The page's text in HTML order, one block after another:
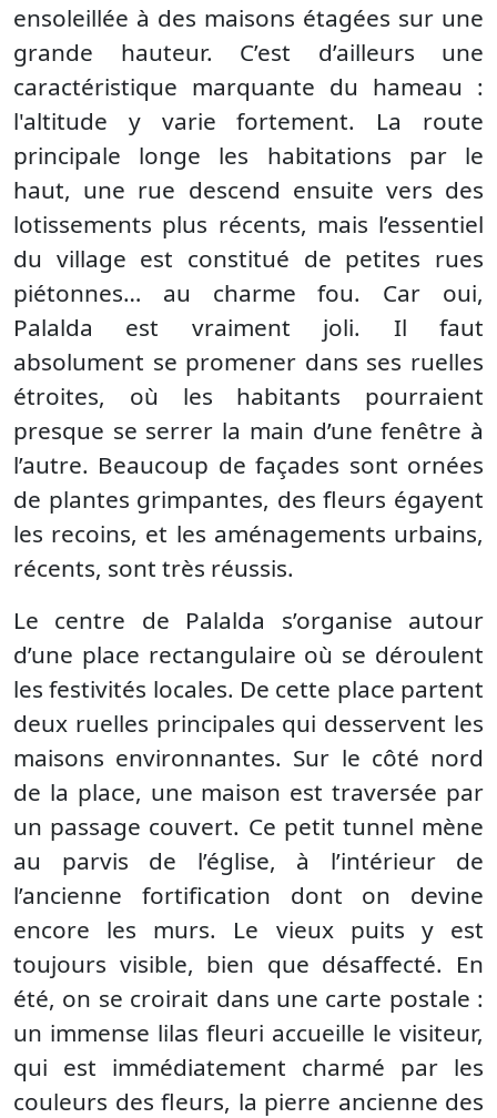
ensoleillée à des maisons étagées sur une
grande hauteur. C’est d’ailleurs une
caractéristique marquante du hameau :
l'altitude y varie fortement. La route
principale longe les habitations par le
haut, une rue descend ensuite vers des
lotissements plus récents, mais l’essentiel
du village est constitué de petites rues
piétonnes… au charme fou. Car oui,
Palalda est vraiment joli. Il faut
absolument se promener dans ses ruelles
étroites, où les habitants pourraient
presque se serrer la main d’une fenêtre à
l’autre. Beaucoup de façades sont ornées
de plantes grimpantes, des fleurs égayent
les recoins, et les aménagements urbains,
récents, sont très réussis.
Le centre de Palalda s’organise autour
d’une place rectangulaire où se déroulent
les festivités locales. De cette place partent
deux ruelles principales qui desservent les
maisons environnantes. Sur le côté nord
de la place, une maison est traversée par
un passage couvert. Ce petit tunnel mène
au parvis de l’église, à l’intérieur de
l’ancienne fortification dont on devine
encore les murs. Le vieux puits y est
toujours visible, bien que désaffecté. En
été, on se croirait dans une carte postale :
un immense lilas fleuri accueille le visiteur,
qui est immédiatement charmé par les
couleurs des fleurs, la pierre ancienne des